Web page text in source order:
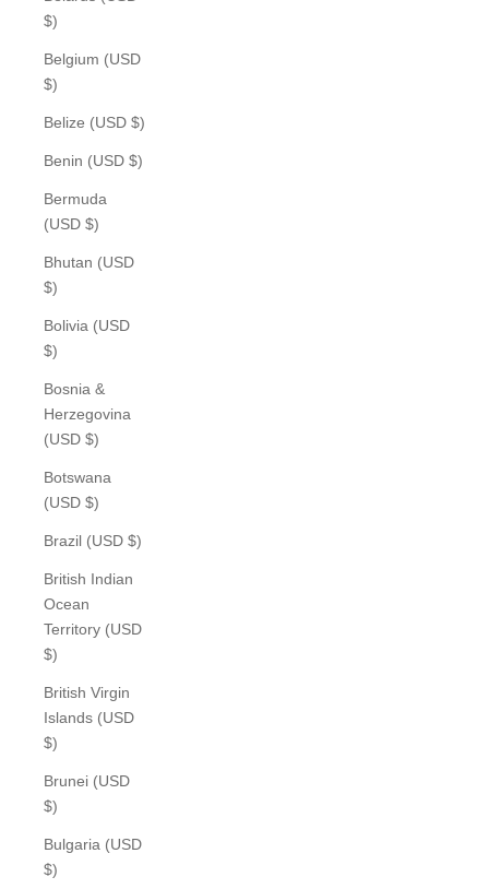
$)
Belgium (USD
$)
Belize (USD $)
Benin (USD $)
Bermuda
(USD $)
Bhutan (USD
$)
Bolivia (USD
$)
Bosnia &
Herzegovina
(USD $)
Botswana
(USD $)
Brazil (USD $)
British Indian
Ocean
Territory (USD
$)
British Virgin
Islands (USD
$)
Brunei (USD
$)
Bulgaria (USD
$)